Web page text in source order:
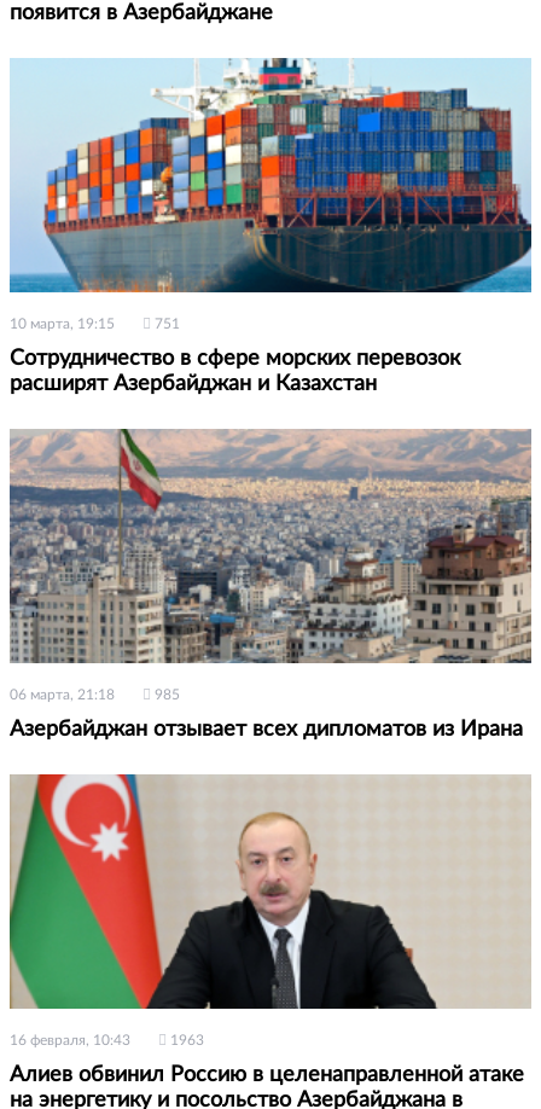
появится в Азербайджане
10 марта, 19:15 751
Сотрудничество в сфере морских перевозок
расширят Азербайджан и Казахстан
06 марта, 21:18 985
Азербайджан отзывает всех дипломатов из Ирана
16 февраля, 10:43 1963
Алиев обвинил Россию в целенаправленной атаке
на энергетику и посольство Азербайджана в